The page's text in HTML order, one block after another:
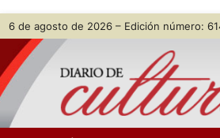
Skip
content
6 de agosto de 2026 – Edición número: